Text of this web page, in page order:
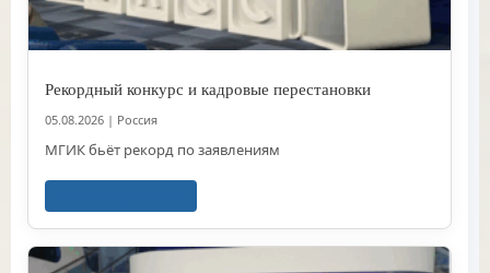
Рекордный конкурс и кадровые перестановки
05.08.2026 | Россия
МГИК бьёт рекорд по заявлениям